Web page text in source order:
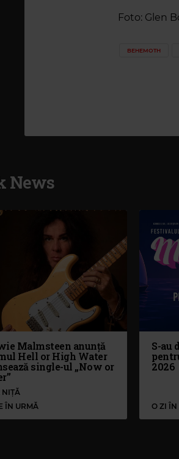
Foto: Glen
BEHEMOTH
News
Malmsteen anunță
Hell or High Water
single-ul „Now or
NIȚĂ
ÎN URMĂ
S-au
2026
O ZI ÎN